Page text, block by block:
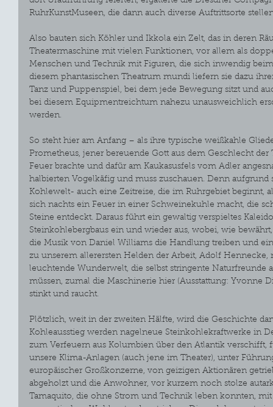
RuhrKunstMuseen, die dann auch diverse Auftrittsorte
Also bauten sich Köhler und Ikkola ein Zelt, das in deren
Theatermaschine mit vielen Funktionen, vor allem als
Menschen und Technik mit Figuren, die sich inwendig
diesem phantasischen Theatrum mundi liefern sie dazu
Tanz und Puppenspiel, bei dem jede Bewegung sitzt und
bei diesem Equipmentreichtum nahezu unausweichlich
werden.
So steht hier am Anfang – als ihre typische weißkahle
Prometheus, jener bereuende Gott aus dem Geschlecht
Feuer brachte und dafür am Kaukasusfels vom Adler
halbierten Vogelkäfig und muss zuschauen. Denn
Kohlewelt- auch eine Zeitreise, die im Ruhrgebiet beginnt,
sich nachts ein Feuer in einer Schweinekuhle macht, die
Steine entdeckt. Daraus führt ein gewaltig verspieltes
Steinkohlebergbaus ein und wieder aus, wobei, wie
die Musik von Daniel Williams die Handlung treiben und
zu unserem allerersten Helden der Arbeit, Adolf Hennecke,
leuchtende Wunderwelt, die selbst stringente Naturfreunde
müssen, zumal die Maschinerie hier (Ausstattung: Yvonne
stinkt und raucht.
Plötzlich, weit in der zweiten Hälfte, wird die Geschichte
Kohleausstieg werden nagelneue Steinkohlekraftwerke in
zum Verfeuern aus Kolumbien über den Atlantik verschifft,
unsere Klima-Anlagen (auch jene im Theater), unter
europäischer Großkonzerne, von geizigen Aktionären
abgeholzt und die Anwohner, vor kurzem noch stolze
Tamaquito, die ohne Strom und Technik leben konnten,